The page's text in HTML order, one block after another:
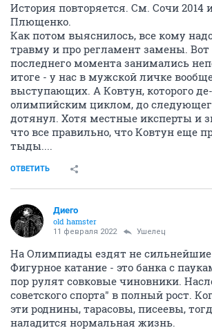
История повторяется. См. Сочи 2014
Плющенко.
Как потом выяснилось, все кому
травму и про регламент замены. Вот
последнего момента занимались
итоге - у нас в мужской личке
выступающих. А Ковтун, которого
олимпийским циклом, до
дотянул. Хотя местные иксперты и
что все правильно, что Ковтун еще
тыды....
ОТВЕТИТЬ
Диего
old hamster
11 февраля 2022 Ушелец
На Олимпиады ездят не сильнейшие
Фигурное катание - это банка с
пор рулят совковые чиновники.
советского спорта" в полный рост.
эти роднины, тарасовы, писеевы,
наладится нормальная жизнь.